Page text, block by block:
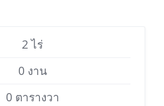
2 ไร่
0 งาน
0 ตารางวา